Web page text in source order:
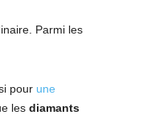
Parmi les
pour une
les diamants